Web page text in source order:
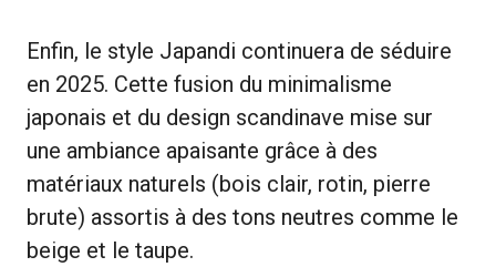
Enfin, le style Japandi continuera de séduire
en 2025. Cette fusion du minimalisme
japonais et du design scandinave mise sur
une ambiance apaisante grâce à des
matériaux naturels (bois clair, rotin, pierre
brute) assortis à des tons neutres comme le
beige et le taupe.